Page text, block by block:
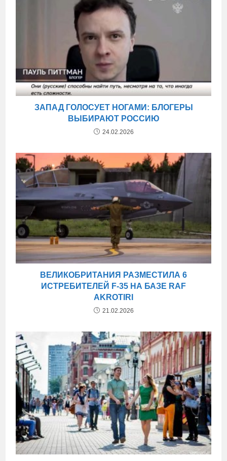
ЗАПАД ГОЛОСУЕТ НОГАМИ: БЛОГЕРЫ
ВЫБИРАЮТ РОССИЮ
24.02.2026
ВЕЛИКОБРИТАНИЯ РАЗМЕСТИЛА 6
ИСТРЕБИТЕЛЕЙ F-35 НА БАЗЕ RAF
AKROTIRI
21.02.2026